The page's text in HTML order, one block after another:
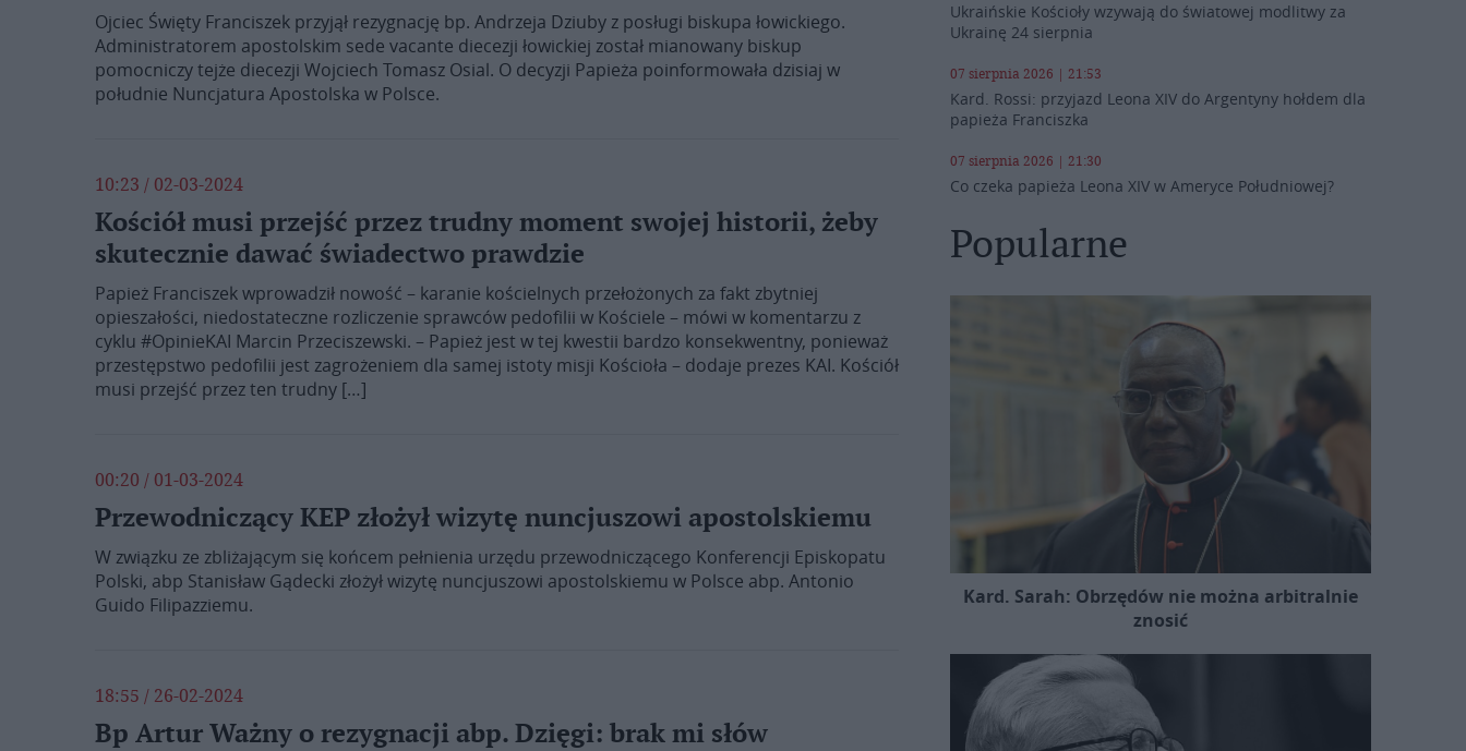
Ojciec Święty Franciszek przyjął rezygnację bp. Andrzeja Dziuby z posługi biskupa łowickiego.
Administratorem apostolskim sede vacante diecezji łowickiej został mianowany biskup
pomocniczy tejże diecezji Wojciech Tomasz Osial. O decyzji Papieża poinformowała dzisiaj w
południe Nuncjatura Apostolska w Polsce.
10:23 / 02-03-2024
Kościół musi przejść przez trudny moment swojej historii, żeby
skutecznie dawać świadectwo prawdzie
Papież Franciszek wprowadził nowość – karanie kościelnych przełożonych za fakt zbytniej
opieszałości, niedostateczne rozliczenie sprawców pedofilii w Kościele – mówi w komentarzu z
cyklu #OpinieKAI Marcin Przeciszewski. – Papież jest w tej kwestii bardzo konsekwentny, ponieważ
przestępstwo pedofilii jest zagrożeniem dla samej istoty misji Kościoła – dodaje prezes KAI. Kościół
musi przejść przez ten trudny […]
00:20 / 01-03-2024
Przewodniczący KEP złożył wizytę nuncjuszowi apostolskiemu
W związku ze zbliżającym się końcem pełnienia urzędu przewodniczącego Konferencji Episkopatu
Polski, abp Stanisław Gądecki złożył wizytę nuncjuszowi apostolskiemu w Polsce abp. Antonio
Guido Filipazziemu.
18:55 / 26-02-2024
Bp Artur Ważny o rezygnacji abp. Dzięgi: brak mi słów
Ukraińskie Kościoły wzywają do światowej modlitwy za
Ukrainę 24 sierpnia
07 sierpnia 2026 | 21:53
Kard. Rossi: przyjazd Leona XIV do Argentyny hołdem dla
papieża Franciszka
07 sierpnia 2026 | 21:30
Co czeka papieża Leona XIV w Ameryce Południowej?
Popularne
Kard. Sarah: Obrzędów nie można arbitralnie
znosić